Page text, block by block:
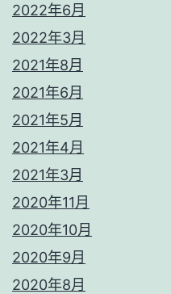
2022年6月
2022年3月
2021年8月
2021年6月
2021年5月
2021年4月
2021年3月
2020年11月
2020年10月
2020年9月
2020年8月